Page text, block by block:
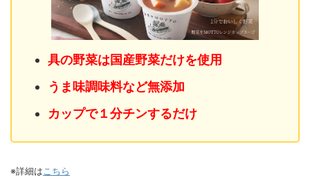
具の野菜は国産野菜だけを使用
うま味調味料など無添加
カップで１分チンするだけ
※詳細は こちら